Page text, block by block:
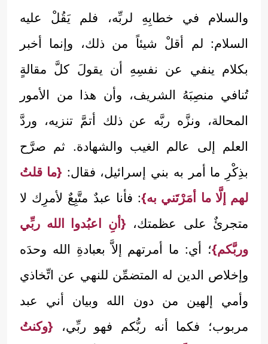
والسلام في خطابِهِ لربِّه، فلم يَقُلْ عليه
السلام: لم أقلْ شيئاً من ذلك، وإنما أخبر
بكلام ينفي عن نفسِهِ أن يقولَ كلَّ مقالةٍ
تُنافي منصِبَهُ الشريف، وأن هذا من الأمور
المحالة، ونزَّه ربَّه عن ذلك أتمَّ تنزيه، وردَّ
العلم إلى عالم الغيب والشهادة. ثم صرَّح
بذِكْرِ ما أمر به بني إسرائيل، فقال: {ما قلتُ
لهم إلَّا ما أمَرْتَني به}: فأنا عبدٌ متَّبِعٌ لأمرِك لا
متجرئٌ على عظمتك، {أنِ اعبُدوا الله ربِّي
وربَّكم}؛ أي: ما أمرتهم إلاَّ بعبادةِ الله وحدَه
وإخلاص الدين له المتضمِّن للنهي عن اتِّخاذي
وأمي إلهين من دون الله وبيان أني عبد
مربوب؛ فكما أنه ربُّكم فهو ربِّي، {وكنتُ